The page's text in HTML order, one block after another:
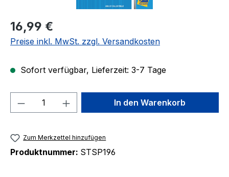
Regulärer Preis:
16,99 €
Preise inkl. MwSt. zzgl. Versandkosten
Sofort verfügbar, Lieferzeit: 3-7 Tage
Produkt Anzahl: Gib denIn den Warenkorb
Zum Merkzettel hinzufügen
Produktnummer: STSP196